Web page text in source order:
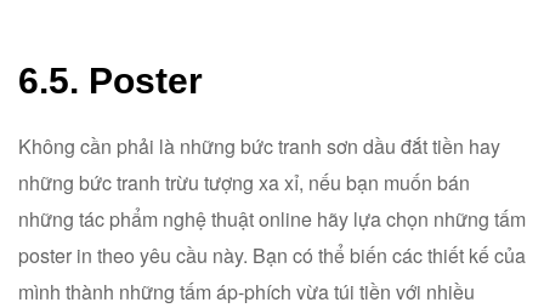
6.5. Poster
Không cần phải là những bức tranh sơn dầu đắt tiền hay
những bức tranh trừu tượng xa xỉ, nếu bạn muốn bán
những tác phẩm nghệ thuật online hãy lựa chọn những tấm
poster in theo yêu cầu này. Bạn có thể biến các thiết kế của
mình thành những tấm áp-phích vừa túi tiền với nhiều